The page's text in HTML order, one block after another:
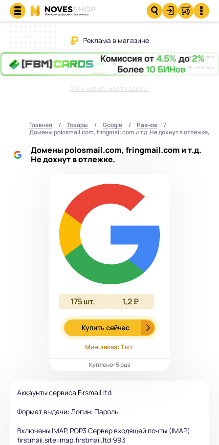
Реклама в магазине
Хочу купить место здесь!
Главная Товары Google
Разное
Домены polosmail.com, fringmail.com и т.д. Не дохнут в отлежке,
Домены polosmail.com, fringmail.com и т.д.
Не дохнут в отлежке,
175шт. 1,2 ₽
Купить сейчас
Мин.заказ: 1 шт.
Куплено: 5 раз
Аккаунты сервиса Firsmail.ltd
Формат выдачи: Логин: Пароль
Включены IMAP, POP3 Сервер входящей почты (IMAP)
firstmail.site:imap.firstmail.ltd:993